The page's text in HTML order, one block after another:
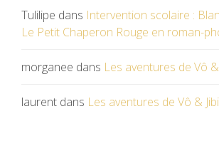
Tulilipe dans Intervention scolaire :
Le Petit Chaperon Rouge en roman-
morganee dans Les aventures de Vô
laurent dans Les aventures de Vô &